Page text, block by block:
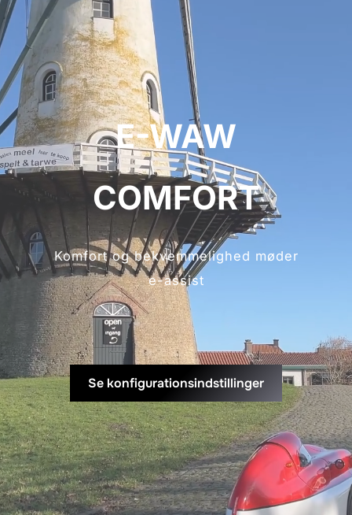
E-WAW
COMFORT
Komfort og bekvemmelighed møder
e-assist
Se konfigurationsindstillinger